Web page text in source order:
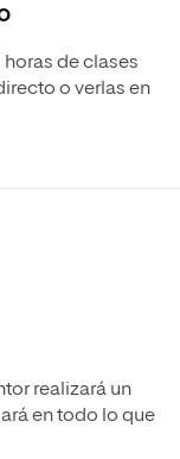
de clases
o verlas en
realizará un
en todo lo que